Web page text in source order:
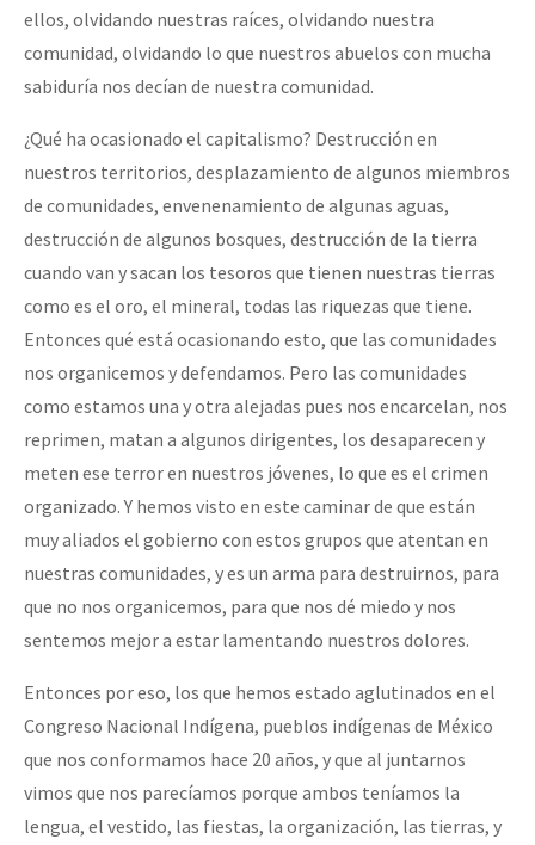
ellos, olvidando nuestras raíces, olvidando nuestra
comunidad, olvidando lo que nuestros abuelos con mucha
sabiduría nos decían de nuestra comunidad.
¿Qué ha ocasionado el capitalismo? Destrucción en
nuestros territorios, desplazamiento de algunos miembros
de comunidades, envenenamiento de algunas aguas,
destrucción de algunos bosques, destrucción de la tierra
cuando van y sacan los tesoros que tienen nuestras tierras
como es el oro, el mineral, todas las riquezas que tiene.
Entonces qué está ocasionando esto, que las comunidades
nos organicemos y defendamos. Pero las comunidades
como estamos una y otra alejadas pues nos encarcelan, nos
reprimen, matan a algunos dirigentes, los desaparecen y
meten ese terror en nuestros jóvenes, lo que es el crimen
organizado. Y hemos visto en este caminar de que están
muy aliados el gobierno con estos grupos que atentan en
nuestras comunidades, y es un arma para destruirnos, para
que no nos organicemos, para que nos dé miedo y nos
sentemos mejor a estar lamentando nuestros dolores.
Entonces por eso, los que hemos estado aglutinados en el
Congreso Nacional Indígena, pueblos indígenas de México
que nos conformamos hace 20 años, y que al juntarnos
vimos que nos parecíamos porque ambos teníamos la
lengua, el vestido, las fiestas, la organización, las tierras, y